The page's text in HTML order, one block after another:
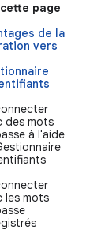
page
de la
vers
des mots
à l'aide
les mots